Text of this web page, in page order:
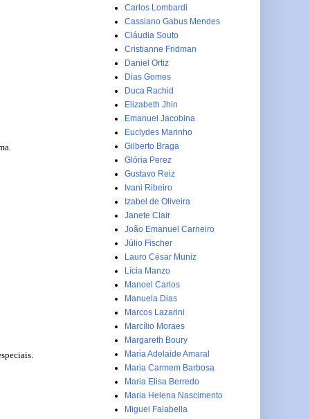
Carlos Lombardi
Cassiano Gabus Mendes
Cláudia Souto
Cristianne Fridman
Daniel Ortiz
Dias Gomes
Duca Rachid
Elizabeth Jhin
Emanuel Jacobina
Euclydes Marinho
Gilberto Braga
Glória Perez
Gustavo Reiz
Ivani Ribeiro
Izabel de Oliveira
Janete Clair
João Emanuel Carneiro
Júlio Fischer
Lauro César Muniz
Lícia Manzo
Manoel Carlos
Manuela Dias
Marcos Lazarini
Marcílio Moraes
Margareth Boury
Maria Adelaide Amaral
Maria Carmem Barbosa
Maria Elisa Berredo
Maria Helena Nascimento
Miguel Falabella